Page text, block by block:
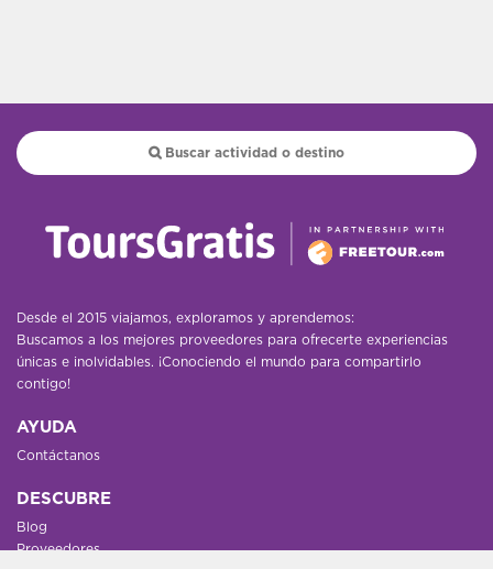
Desde el 2015 viajamos, exploramos y aprendemos:
Buscamos a los mejores proveedores para ofrecerte experiencias
únicas e inolvidables. ¡Conociendo el mundo para compartirlo
contigo!
AYUDA
Contáctanos
DESCUBRE
Blog
Proveedores